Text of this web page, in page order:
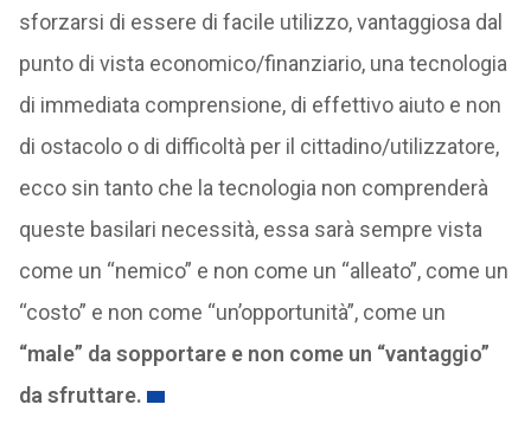
sforzarsi di essere di facile utilizzo, vantaggiosa dal
punto di vista economico/finanziario, una tecnologia
di immediata comprensione, di effettivo aiuto e non
di ostacolo o di difficoltà per il cittadino/utilizzatore,
ecco sin tanto che la tecnologia non comprenderà
queste basilari necessità, essa sarà sempre vista
come un “nemico” e non come un “alleato”, come un
“costo” e non come “un’opportunità”, come un
“male” da sopportare e non come un “vantaggio”
da sfruttare.